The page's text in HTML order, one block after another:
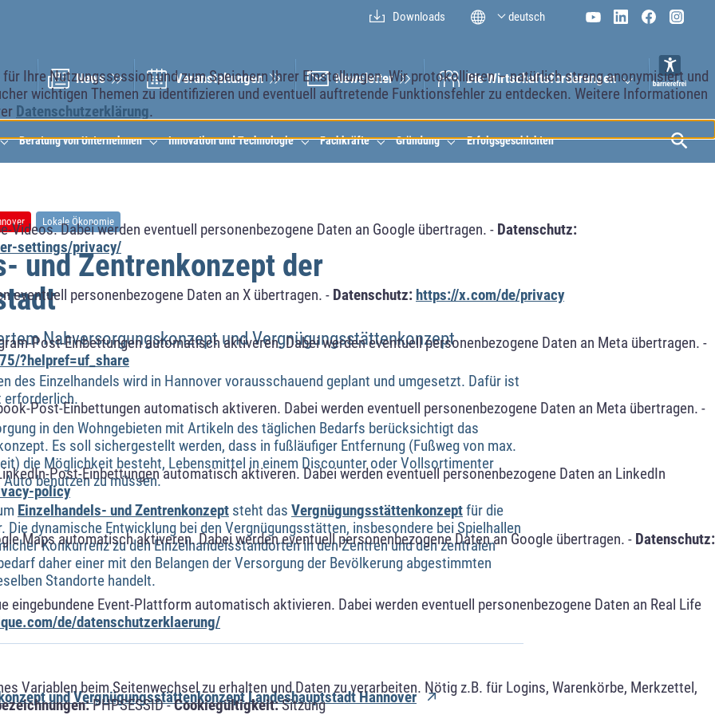
Ihre Nutzungssession und zum Speichern Ihrer Einstellungen. Wir protokollieren – natürlich streng anonymisiert und
wichtigen Themen zu identifizieren und eventuell auftretende Funktionsfehler zu entdecken. Weitere Informationen
Datenschutzerklärung.
Videos. Dabei werden eventuell personenbezogene Daten an Google übertragen. - Datenschutz:
settings/privacy/
eventuell personenbezogene Daten an X übertragen. - Datenschutz: https://x.com/de/privacy
Post-Einbettungen automatisch aktiveren. Dabei werden eventuell personenbezogene Daten an Meta übertragen. -
?helpref=uf_share
Post-Einbettungen automatisch aktiveren. Dabei werden eventuell personenbezogene Daten an Meta übertragen. -
Post-Einbettungen automatisch aktiveren. Dabei werden eventuell personenbezogene Daten an LinkedIn
policy
Maps automatisch aktiveren. Dabei werden eventuell personenbezogene Daten an Google übertragen. - Datenschutz:
eingebundene Event-Plattform automatisch aktivieren. Dabei werden eventuell personenbezogene Daten an Real Life
de/datenschutzerklaerung/
Variablen beim Seitenwechsel zu erhalten und Daten zu verarbeiten. Nötig z.B. für Logins, Warenkörbe, Merkzettel,
PHPSESSID -Cookiegültigkeit:Sitzung
Beratung von Unternehmen Innovation und Technologie Fachkräfte Gründung Erfolgsgeschichten
Downloads deutsch
News Veranstal­tungen Newsletter Die Wirt­schaftsför­derungen
Lokale Ökonomie
und Zentrenkonzept der
Nahversorgungskonzept und Vergnügungsstättenkonzept
des Einzelhandels wird in Hannover vorausschauend geplant und umgesetzt. Dafür ist
erforderlich.
in den Wohngebieten mit Artikeln des täglichen Bedarfs berücksichtigt das
Es soll sichergestellt werden, dass in fußläufiger Entfernung (Fußweg von max.
die Möglichkeit besteht, Lebensmittel in einem Discounter oder Vollsortimenter
benutzen zu müssen.
Einzelhandels- und Zentrenkonzept steht das Vergnügungsstättenkonzeptfür die
Die dynamische Entwicklung bei den Vergnügungsstätten, insbesondere bei Spielhallen
Konkurrenz zu den Einzelhandelsstandorten in den Zentren und den zentralen
daher einer mit den Belangen der Versorgung der Bevölkerung abgestimmten
Standorte handelt.
und Vergnügungsstättenkonzept Landeshauptstadt Hannover